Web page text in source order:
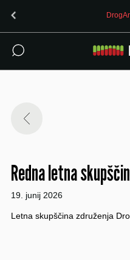
Redna letna
19. junij 2026
Letna skupščina združenja